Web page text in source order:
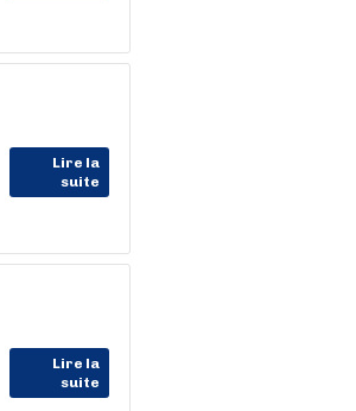
Lire la
suite
Lire la
suite